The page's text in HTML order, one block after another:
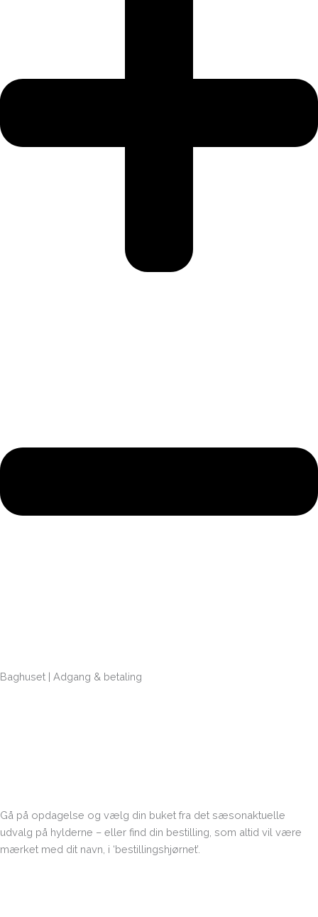
Baghuset | Adgang & betaling
Gå på opdagelse og vælg din buket fra det sæsonaktuelle
udvalg på hylderne – eller find din bestilling, som altid vil være
mærket med dit navn, i ‘bestillingshjørnet’.